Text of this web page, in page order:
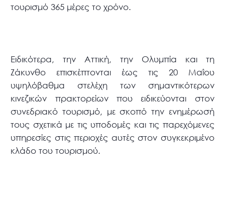
τουρισμό 365 μέρες το χρόνο.
Ειδικότερα, την Αττική, την Ολυμπία και τη
Ζάκυνθο επισκέπτονται έως τις 20 Μαΐου
υψηλόβαθμα στελέχη των σημαντικότερων
κινεζικών πρακτορείων που ειδικεύονται στον
συνεδριακό τουρισμό, με σκοπό την ενημέρωσή
τους σχετικά με τις υποδομές και τις παρεχόμενες
υπηρεσίες στις περιοχές αυτές στον συγκεκριμένο
κλάδο του τουρισμού.